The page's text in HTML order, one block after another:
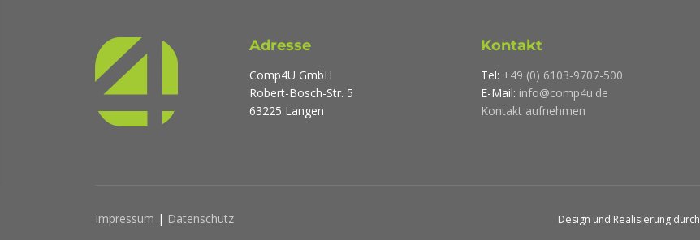
Adresse
Comp4U GmbH
Robert-Bosch-Str. 5
63225 Langen
Kontakt
Tel: +49 (0) 6103-9707-500
E-Mail: info@comp4u.de
Kontakt aufnehmen
Impressum | Datenschutz Design und Realisierung durch